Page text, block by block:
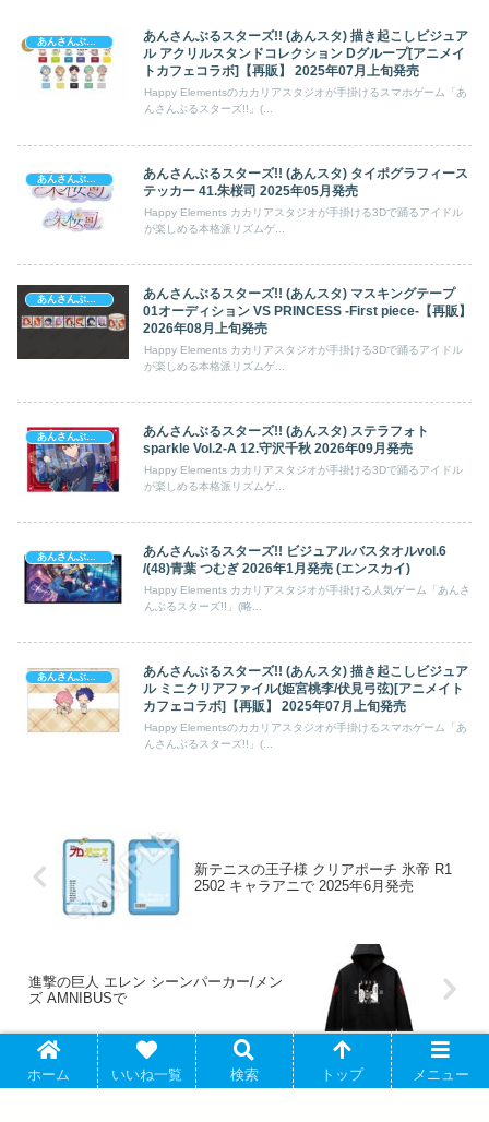
あんさんぶるスターズ!
あんさんぶるスターズ!! (あんスタ) 描き起こしビジュア
ル アクリルスタンドコレクション Dグループ[アニメイ
トカフェコラボ]【再販】 2025年07月上旬発売
Happy Elementsのカカリアスタジオが手掛けるスマホゲーム「あ
んさんぶるスターズ!!」(...
あんさんぶるスターズ!
あんさんぶるスターズ!! (あんスタ) タイポグラフィース
テッカー 41.朱桜司 2025年05月発売
Happy Elements カカリアスタジオが手掛ける3Dで踊るアイドル
が楽しめる本格派リズムゲ...
あんさんぶるスターズ!
あんさんぶるスターズ!! (あんスタ) マスキングテープ
01オーディション VS PRINCESS -First piece-【再販】
2026年08月上旬発売
Happy Elements カカリアスタジオが手掛ける3Dで踊るアイドル
が楽しめる本格派リズムゲ...
あんさんぶるスターズ!
あんさんぶるスターズ!! (あんスタ) ステラフォト
sparkle Vol.2-A 12.守沢千秋 2026年09月発売
Happy Elements カカリアスタジオが手掛ける3Dで踊るアイドル
が楽しめる本格派リズムゲ...
あんさんぶるスターズ!
あんさんぶるスターズ!! ビジュアルバスタオルvol.6
/(48)青葉 つむぎ 2026年1月発売 (エンスカイ)
Happy Elements カカリアスタジオが手掛ける人気ゲーム「あんさ
んぶるスターズ!!」(略...
あんさんぶるスターズ!! (あんスタ) 描き起こしビジュア
ル ミニクリアファイル(姫宮桃李/伏見弓弦)[アニメイト
カフェコラボ]【再販】 2025年07月上旬発売
Happy Elementsのカカリアスタジオが手掛けるスマホゲーム「あ
んさんぶるスターズ!!」(...
新テニスの王子様 クリアポーチ 氷帝 R1
2502 キャラアニで 2025年6月発売
進撃の巨人 エレン シーンパーカー/メン
ズ AMNIBUSで
ホーム いいね一覧 検索 トップ メニュー